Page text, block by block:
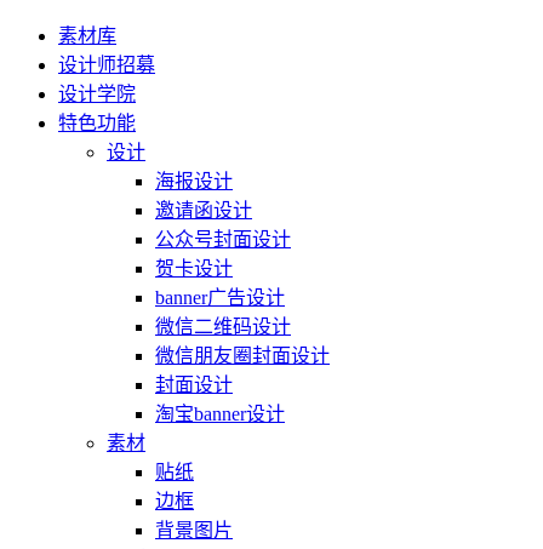
素材库
设计师招募
设计学院
特色功能
设计
海报设计
邀请函设计
公众号封面设计
贺卡设计
banner广告设计
微信二维码设计
微信朋友圈封面设计
封面设计
淘宝banner设计
素材
贴纸
边框
背景图片